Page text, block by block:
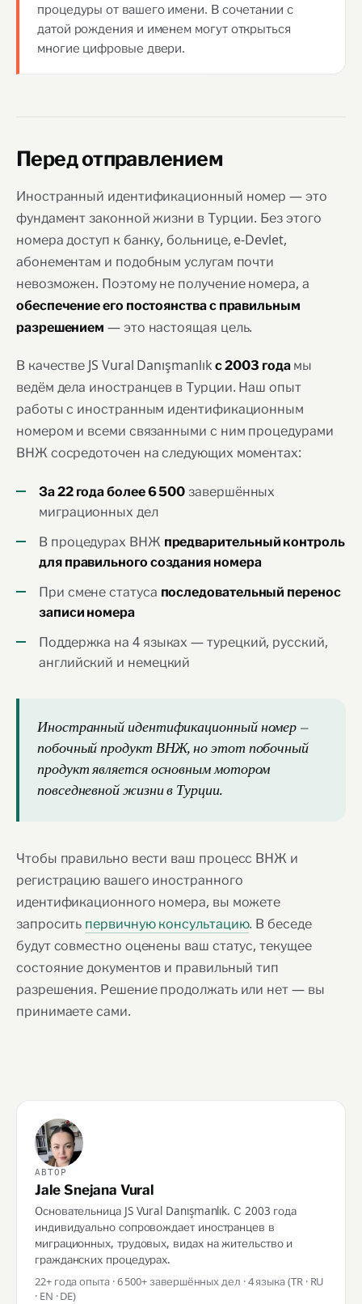
процедуры от вашего имени. В сочетании с
датой рождения и именем могут открыться
многие цифровые двери.
Перед отправлением
Иностранный идентификационный номер — это
фундамент законной жизни в Турции. Без этого
номера доступ к банку, больнице, e-Devlet,
абонементам и подобным услугам почти
невозможен. Поэтому не получение номера, а
обеспечение его постоянства с правильным
разрешением — это настоящая цель.
В качестве JS Vural Danışmanlıkс 2003 годамы
ведём дела иностранцев в Турции. Наш опыт
работы с иностранным идентификационным
номером и всеми связанными с ним процедурами
ВНЖ сосредоточен на следующих моментах:
За 22 года более 6 500 завершённых
миграционных дел
В процедурах ВНЖ предварительный контроль
для правильного создания номера
При смене статуса последовательный перенос
записи номера
Поддержка на 4 языках — турецкий, русский,
английский и немецкий
Иностранный идентификационный номер —
побочный продукт ВНЖ, но этот побочный
продукт является основным мотором
повседневной жизни в Турции.
Чтобы правильно вести ваш процесс ВНЖ и
регистрацию вашего иностранного
идентификационного номера, вы можете
запросить первичную консультацию. В беседе
будут совместно оценены ваш статус, текущее
состояние документов и правильный тип
разрешения. Решение продолжать или нет — вы
принимаете сами.
АВТОР
Jale Snejana Vural
Основательница JS Vural Danışmanlık. С 2003 года
индивидуально сопровождает иностранцев в
миграционных, трудовых, видах на жительство и
гражданских процедурах.
22+ года опыта · 6 500+ завершённых дел · 4 языка (TR · RU
· EN · DE)